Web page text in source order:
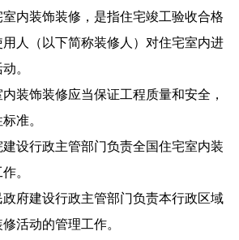
装饰装修，是指住宅竣工验收合格
人（以下简称装修人）对住宅室内进
。
饰装修应当保证工程质量和安全，
准。
行政主管部门负责全国住宅室内装
。
建设行政主管部门负责本行政区域
活动的管理工作。